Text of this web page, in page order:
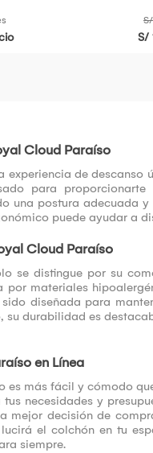
S/
Cloud Paraíso
experiencia de
para
una postura adecuada
puede ayudar a
Cloud Paraíso
se distingue por su
por materiales
diseñada para
su durabilidad es
en Línea
es más fácil y cómodo
necesidades y
mejor decisión de
el colchón en tu
siempre.